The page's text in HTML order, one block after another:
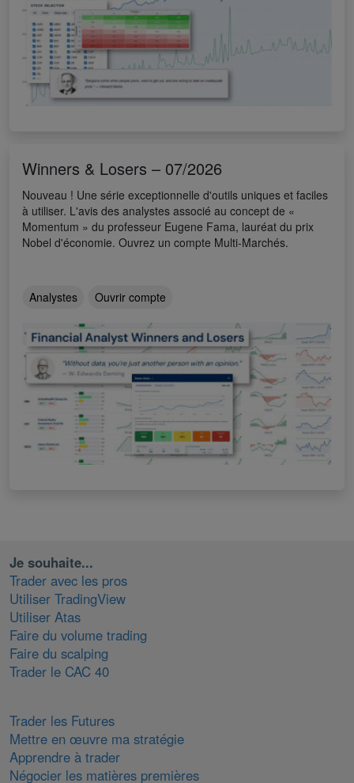
Winners & Losers – 07/2026
Nouveau ! Une série exceptionnelle d'outils uniques et faciles
à utiliser. L'avis des analystes associé au concept de «
Momentum » du professeur Eugene Fama, lauréat du prix
Nobel d'économie. Ouvrez un compte Multi-Marchés.
Analystes Ouvrir compte
Je souhaite...
Trader avec les pros
Utiliser TradingView
Utiliser Atas
Faire du volume trading
Faire du scalping
Trader le CAC 40
Trader les Futures
Mettre en œuvre ma stratégie
Apprendre à trader
Négocier les matières premières